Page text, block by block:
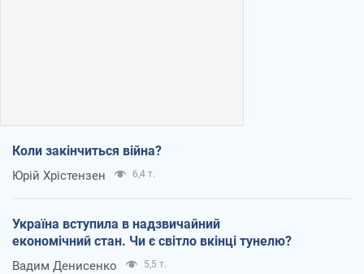
Коли закінчиться війна?
Юрій Хрістензен 6,4 т.
Україна вступила в надзвичайний
економічний стан. Чи є світло вкінці тунелю?
Вадим Денисенко 5,5 т.